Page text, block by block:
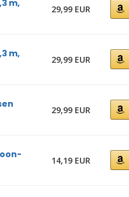
m,
29,99 EUR
m,
29,99 EUR
29,99 EUR
14,19 EUR